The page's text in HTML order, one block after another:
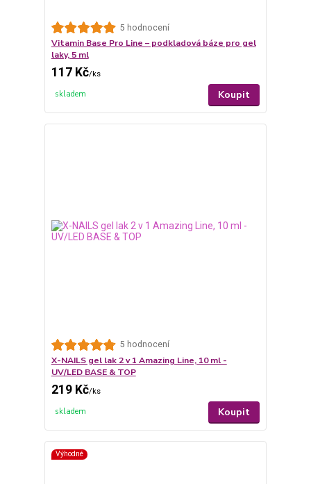
5 hodnocení
Vitamin Base Pro Line – podkladová báze pro gel
laky, 5 ml
117 Kč/ks
skladem Koupit
5 hodnocení
X-NAILS gel lak 2 v 1 Amazing Line, 10 ml -
UV/LED BASE & TOP
219 Kč/ks
skladem Koupit
Výhodné